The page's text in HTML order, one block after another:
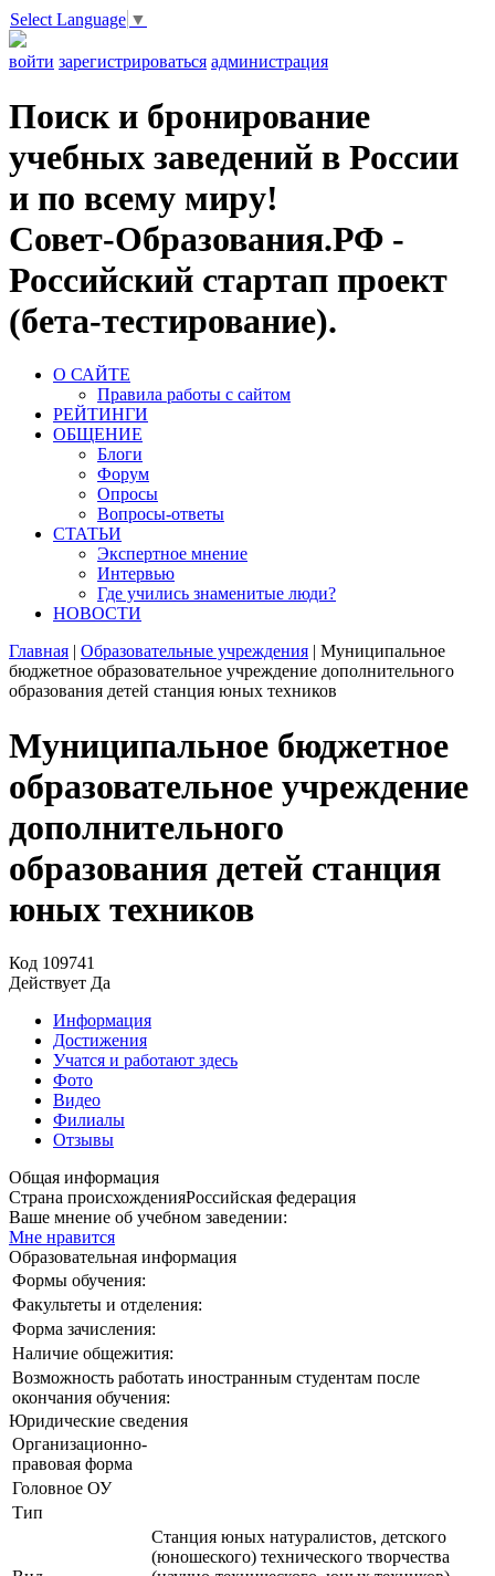
Select Language ▼
войти зарегистрироваться администрация
Поиск и бронирование
учебных заведений в России
и по всему миру!
Совет-Образования.РФ -
Российский стартап проект
(бета-тестирование).
О САЙТЕ
Правила работы с сайтом
РЕЙТИНГИ
ОБЩЕНИЕ
Блоги
Форум
Опросы
Вопросы-ответы
СТАТЬИ
Экспертное мнение
Интервью
Где учились знаменитые люди?
НОВОСТИ
Главная | Образовательные учреждения | Муниципальное
бюджетное образовательное учреждение дополнительного
образования детей станция юных техников
Муниципальное бюджетное
образовательное учреждение
дополнительного
образования детей станция
юных техников
Код 109741
Действует Да
Информация
Достижения
Учатся и работают здесь
Фото
Видео
Филиалы
Отзывы
Общая информация
Страна происхожденияРоссийская федерация
Ваше мнение об учебном заведении:
Мне нравится
Образовательная информация
Формы обучения:
Факультеты и отделения:
Форма зачисления:
Наличие общежития:
Возможность работать иностранным студентам после
окончания обучения:
Юридические сведения
Организационно-
правовая форма
Головное ОУ
Тип
Станция юных натуралистов, детского
(юношеского) технического творчества